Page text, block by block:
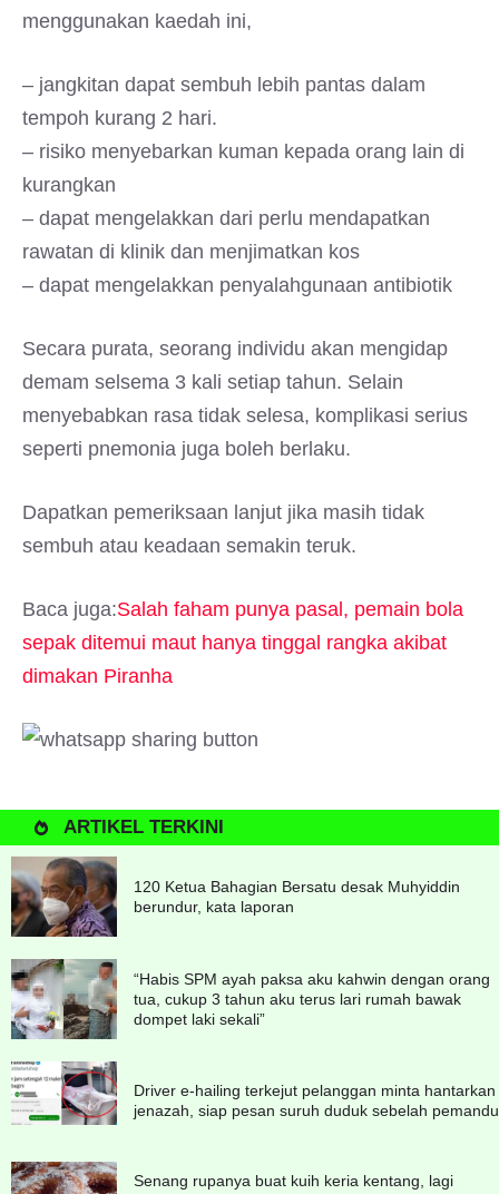
menggunakan kaedah ini,
– jangkitan dapat sembuh lebih pantas dalam
tempoh kurang 2 hari.
– risiko menyebarkan kuman kepada orang lain di
kurangkan
– dapat mengelakkan dari perlu mendapatkan
rawatan di klinik dan menjimatkan kos
– dapat mengelakkan penyalahgunaan antibiotik
Secara purata, seorang individu akan mengidap
demam selsema 3 kali setiap tahun. Selain
menyebabkan rasa tidak selesa, komplikasi serius
seperti pnemonia juga boleh berlaku.
Dapatkan pemeriksaan lanjut jika masih tidak
sembuh atau keadaan semakin teruk.
Baca juga:Salah faham punya pasal, pemain bola
sepak ditemui maut hanya tinggal rangka akibat
dimakan Piranha
ARTIKEL TERKINI
120 Ketua Bahagian Bersatu desak Muhyiddin
berundur, kata laporan
“Habis SPM ayah paksa aku kahwin dengan orang
tua, cukup 3 tahun aku terus lari rumah bawak
dompet laki sekali”
Driver e-hailing terkejut pelanggan minta hantarkan
jenazah, siap pesan suruh duduk sebelah pemandu
Senang rupanya buat kuih keria kentang, lagi